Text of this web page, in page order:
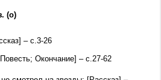
(о)
– с.3-26
Окончание] – с.27-62